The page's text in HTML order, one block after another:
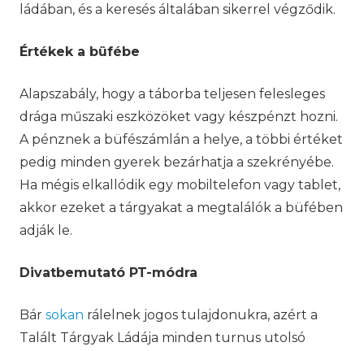
ládában, és a keresés általában sikerrel végződik.
Értékek a büfébe
Alapszabály, hogy a táborba teljesen felesleges
drága műszaki eszközöket vagy készpénzt hozni.
A pénznek a büfészámlán a helye, a többi értéket
pedig minden gyerek bezárhatja a szekrényébe.
Ha mégis elkallódik egy mobiltelefon vagy tablet,
akkor ezeket a tárgyakat a megtalálók a büfében
adják le.
Divatbemutató PT-módra
Bár sokan rálelnek jogos tulajdonukra, azért a
Talált Tárgyak Ládája minden turnus utolsó